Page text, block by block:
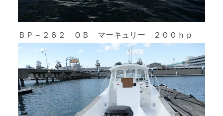
ＢＰ－２６２ ＯＢ マーキュリー ２００ｈｐ